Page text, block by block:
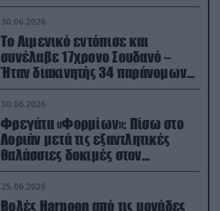
30.06.2026
Το Λιμενικό εντόπισε και
συνέλαβε 17χρονο Σουδανό –
Ήταν διακινητής 34 παράνομων
μεταναστών
30.06.2026
Φρεγάτα «Φορμίων»: Πίσω στο
Λοριάν μετά τις εξαντλητικές
θαλάσσιες δοκιμές στον
απαιτητικό Βισκαϊκό
25.06.2026
Βολές Harpoon από τις μονάδες